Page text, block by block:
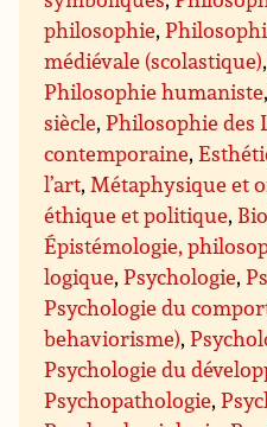
philosophie,
médiévale (scolastique)
Philosophie humaniste
siècle,Philosophie des
contemporaine,
l’art, Métaphysique et
éthique et politique,
Épistémologie,
logique,Psychologie,
Psychologie du
behaviorisme),
Psychologie du
Psychopathologie,